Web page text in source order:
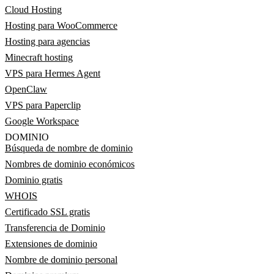
Cloud Hosting
Hosting para WooCommerce
Hosting para agencias
Minecraft hosting
VPS para Hermes Agent
OpenClaw
VPS para Paperclip
Google Workspace
DOMINIO
Búsqueda de nombre de dominio
Nombres de dominio económicos
Dominio gratis
WHOIS
Certificado SSL gratis
Transferencia de Dominio
Extensiones de dominio
Nombre de dominio personal